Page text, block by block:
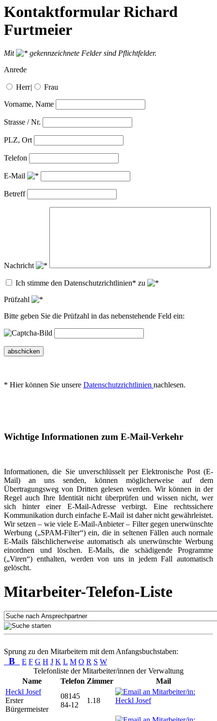
Kontaktformular Richard
Furtmeier
Mit
gekennzeichnete Felder sind Pflichtfelder.
Anrede
Herr| Frau
Vorname, Name
Strasse / Nr.
PLZ, Ort
Telefon
E-Mail
Betreff
Nachricht
Ich stimme den Datenschutzrichtlinien* zu
Prüfzahl
Bitte geben Sie die Prüfzahl in das nebenstehende Feld ein:
abschicken
* Hier können Sie unsere Datenschutzrichtlinien nachlesen.
Wichtige Informationen zum E-Mail-Verkehr
Informationen, die Sie unverschlüsselt per Elektronische Post (E-
Mail) an uns senden, können möglicherweise auf dem
Übertragungsweg von Dritten gelesen werden. Wir können in der
Regel auch Ihre Identität nicht überprüfen und wissen nicht, wer
sich hinter einer E-Mail-Adresse verbirgt. Eine rechtssichere
Kommunikation durch einfache E-Mail ist daher nicht gewährleistet.
Wir setzen – wie viele E-Mail-Anbieter – Filter gegen unerwünschte
Werbung („SPAM-Filter“) ein, die in seltenen Fällen auch normale
E-Mails fälschlicherweise automatisch als unerwünschte Werbung
einordnen und löschen. E-Mails, die schädigende Programme
(„Viren“) enthalten, werden von uns in jedem Fall automatisch
gelöscht.
Mitarbeiter-Telefon-Liste
Sprung zu den Mitarbeitern mit dem Anfangsbuchstaben:
B E F G H J K L M O R S W
Telefonliste der Mitarbeiter/innen der Verwaltung
Name
Telefon Zimmer
Mail
Heckl Josef
Erster
Bürgermeister
08145
84-12
1.18